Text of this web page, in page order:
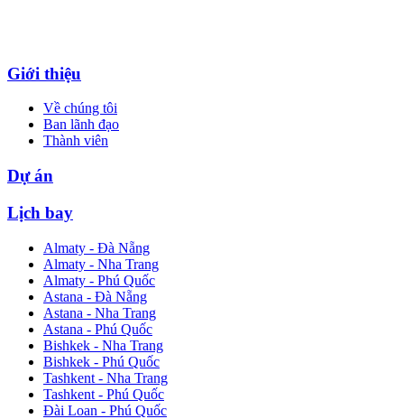
Giới thiệu
Về chúng tôi
Ban lãnh đạo
Thành viên
Dự án
Lịch bay
Almaty - Đà Nẵng
Almaty - Nha Trang
Almaty - Phú Quốc
Astana - Đà Nẵng
Astana - Nha Trang
Astana - Phú Quốc
Bishkek - Nha Trang
Bishkek - Phú Quốc
Tashkent - Nha Trang
Tashkent - Phú Quốc
Đài Loan - Phú Quốc